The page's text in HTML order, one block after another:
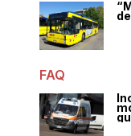
FAQ